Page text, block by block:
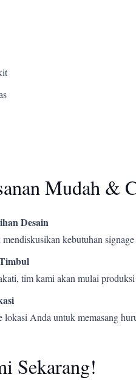
Mudah &
Desain
kebutuhan
tim kami akan mulai
lokasi Anda untuk memasang
Sekarang!